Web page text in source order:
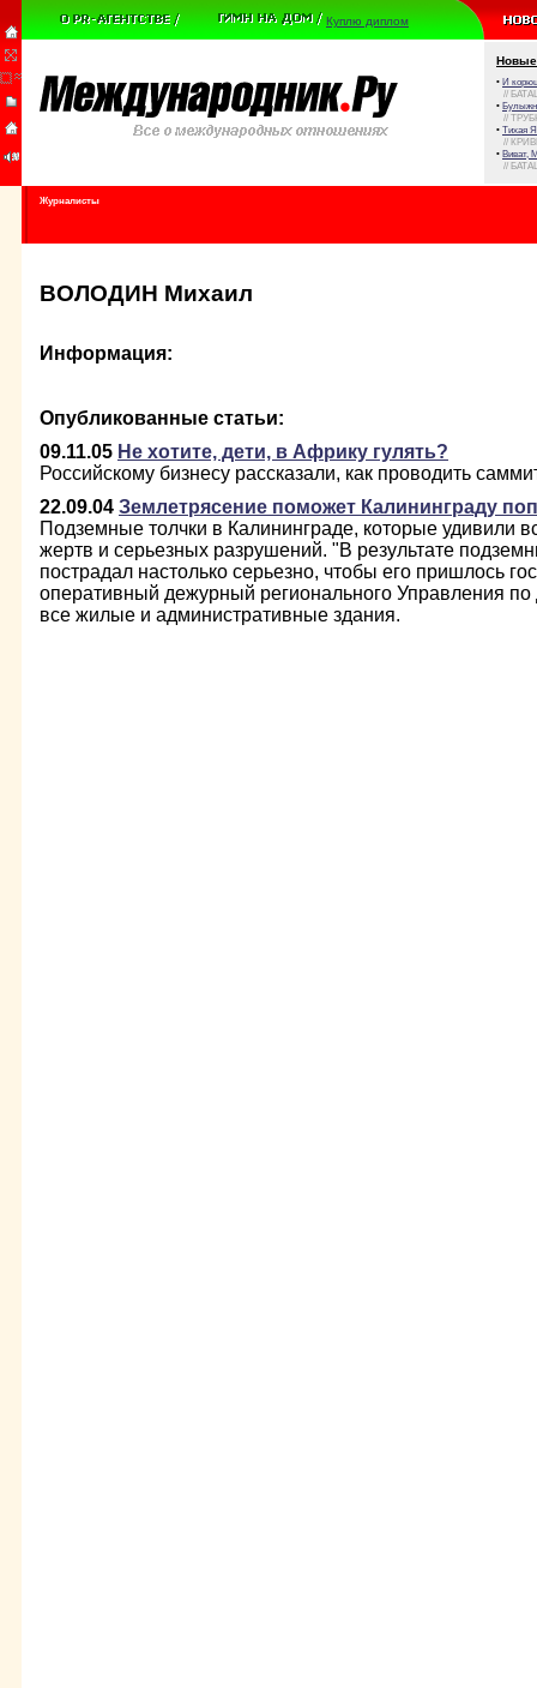
Куплю диплом
Новые
• И
//
•
//
• Тихая
//
• Виват,
//
Журналисты
ВОЛОДИН Михаил
Информация:
Опубликованные статьи:
09.11.05 Не хотите, дети, в Африку гулять?
Российскому бизнесу рассказали, как проводить
22.09.04 Землетрясение поможет Калининграду
Подземные толчки в Калининграде, которые удивили
жертв и серьезных разрушений. "В результате
пострадал настолько серьезно, чтобы его пришлось
оперативный дежурный регионального Управления
все жилые и административные здания.